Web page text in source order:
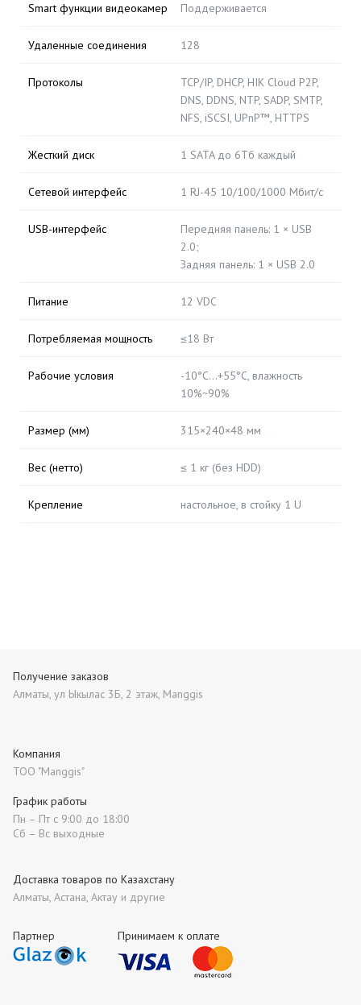
Smart функции видеокамер Поддерживается
Удаленные соединения 128
Протоколы
TCP/IP, DHCP, HIK Cloud P2P,
DNS, DDNS, NTP, SADP, SMTP,
NFS, iSCSI, UPnP™, HTTPS
Жесткий диск 1 SATA до 6Тб каждый
Сетевой интерфейс 1 RJ-45 10/100/1000 Мбит/с
USB-интерфейс
Передняя панель: 1 × USB
2.0;
Задняя панель: 1 × USB 2.0
Питание 12 VDC
Потребляемая мощность ≤18 Вт
Рабочие условия
-10°C...+55°C, влажность
10%~90%
Размер (мм) 315×240×48 мм
Вес (нетто) ≤ 1 кг (без HDD)
Крепление настольное, в стойку 1 U
Партнер Принимаем к оплате
Получение заказов
Алматы, ул Ыкылас 3Б, 2 этаж, Manggis
Компания
ТОО "Manggis"
Доставка товаров по Казахстану
Алматы, Астана, Актау и другие
График работы
Пн – Пт с 9:00 до 18:00
Сб – Вс выходные